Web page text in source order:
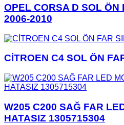
OPEL CORSA D SOL ÖN
2006-2010
CİTROEN C4 SOL ÖN
W205 C200 SAĞ FAR
HATASIZ 1305715304